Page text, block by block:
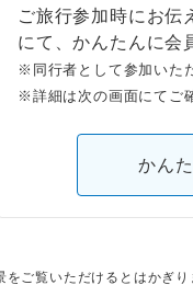
ご旅行参加時にお伝
にて、かんたんに会
※同行者として参加いた
※詳細は次の画面にてご
かん
ご覧いただけるとはかぎり